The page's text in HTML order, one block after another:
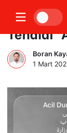
Dubai ve
Tehdidi”
Boran
1 Mart